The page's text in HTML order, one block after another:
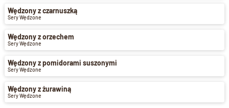
Wędzony z czarnuszką
Sery Wędzone
Wędzony z orzechem
Sery Wędzone
Wędzony z pomidorami suszonymi
Sery Wędzone
Wędzony z żurawiną
Sery Wędzone